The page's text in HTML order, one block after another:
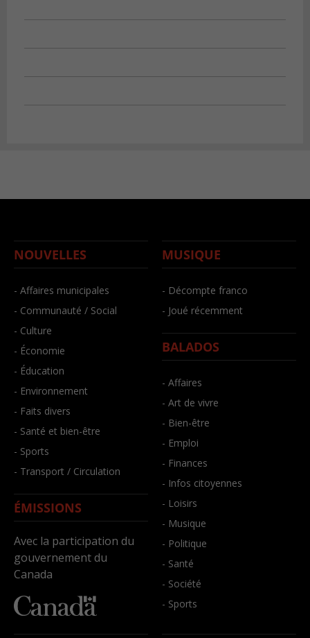
NOUVELLES
- Affaires municipales
- Communauté / Social
- Culture
- Économie
- Éducation
- Environnement
- Faits divers
- Santé et bien-être
- Sports
- Transport / Circulation
ÉMISSIONS
Avec la participation du
gouvernement du
Canada
MUSIQUE
- Décompte franco
- Joué récemment
BALADOS
- Affaires
- Art de vivre
- Bien-être
- Emploi
- Finances
- Infos citoyennes
- Loisirs
- Musique
- Politique
- Santé
- Société
- Sports